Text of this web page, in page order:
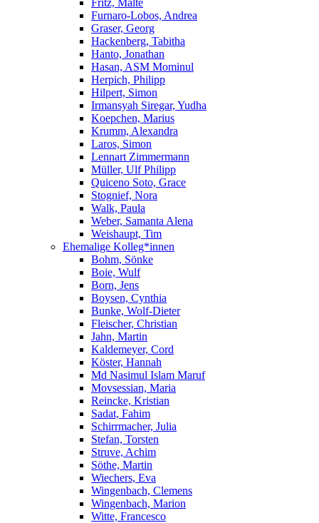
Fritz, Malte
Furnaro-Lobos, Andrea
Graser, Georg
Hackenberg, Tabitha
Hanto, Jonathan
Hasan, ASM Mominul
Herpich, Philipp
Hilpert, Simon
Irmansyah Siregar, Yudha
Koepchen, Marius
Krumm, Alexandra
Laros, Simon
Lennart Zimmermann
Müller, Ulf Philipp
Quiceno Soto, Grace
Stognief, Nora
Walk, Paula
Weber, Samanta Alena
Weishaupt, Tim
Ehemalige Kolleg*innen
Bohm, Sönke
Boie, Wulf
Born, Jens
Boysen, Cynthia
Bunke, Wolf-Dieter
Fleischer, Christian
Jahn, Martin
Kaldemeyer, Cord
Köster, Hannah
Md Nasimul Islam Maruf
Movsessian, Maria
Reincke, Kristian
Sadat, Fahim
Schirrmacher, Julia
Stefan, Torsten
Struve, Achim
Söthe, Martin
Wiechers, Eva
Wingenbach, Clemens
Wingenbach, Marion
Witte, Francesco